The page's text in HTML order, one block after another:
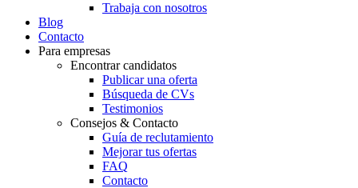
Trabaja con nosotros
Blog
Contacto
Para empresas
Encontrar candidatos
Publicar una oferta
Búsqueda de CVs
Testimonios
Consejos & Contacto
Guía de reclutamiento
Mejorar tus ofertas
FAQ
Contacto